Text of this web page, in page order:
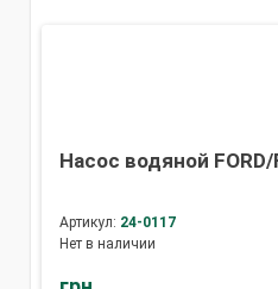
Насос водяной
Артикул: 24-0117
Нет в наличии